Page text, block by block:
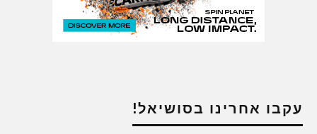
עקבו אחרינו בסושיאל!